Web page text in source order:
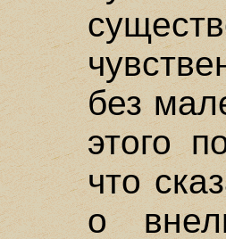
без
этого
что
о